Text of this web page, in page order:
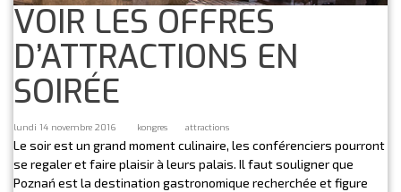
VOIR LES OFFRES
D’ATTRACTIONS EN
SOIRÉE
lundi 14 novembre 2016 kongres attractions
Le soir est un grand moment culinaire, les conférenciers pourront
se regaler et faire plaisir à leurs palais. Il faut souligner que
Poznań est la destination gastronomique recherchée et figure